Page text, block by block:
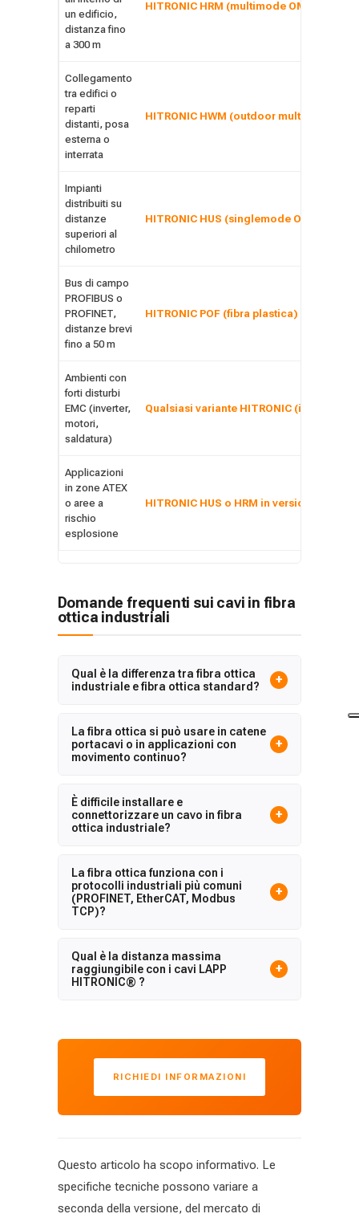
un edificio,
distanza fino
a 300 m
HITRONIC HRM (multimode OM3/OM4)
Collegamento
tra edifici o
reparti
distanti, posa
esterna o
interrata
HITRONIC HWM (outdoor multimode o
Impianti
distribuiti su
distanze
superiori al
chilometro
HITRONIC HUS (singlemode OS2)
Bus di campo
PROFIBUS o
PROFINET,
distanze brevi
fino a 50 m
HITRONIC POF (fibra plastica)
Ambienti con
forti disturbi
EMC (inverter,
motori,
saldatura)
Qualsiasi variante HITRONIC (immunità
Applicazioni
in zone ATEX
o aree a
rischio
esplosione
HITRONIC HUS o HRM in versione
Domande frequenti sui cavi in fibra
ottica industriali
Qual è la differenza tra fibra ottica
industriale e fibra ottica standard?
+
La fibra ottica si può usare in catene
portacavi o in applicazioni con
movimento continuo?
+
È difficile installare e
connettorizzare un cavo in fibra
ottica industriale?
+
La fibra ottica funziona con i
protocolli industriali più comuni
(PROFINET, EtherCAT, Modbus
TCP)?
+
Qual è la distanza massima
raggiungibile con i cavi LAPP
HITRONIC® ?
+
RICHIEDI INFORMAZIONI
Questo articolo ha scopo informativo. Le
specifiche tecniche possono variare a
seconda della versione, del mercato di